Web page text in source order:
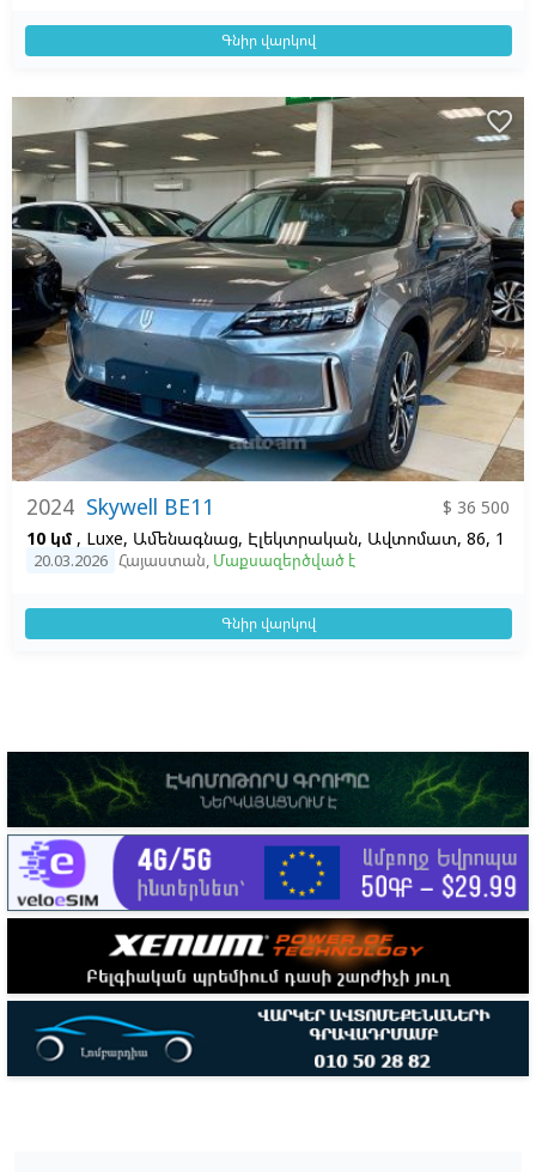
Գնիր վարկով
2024 Skywell BE11
$ 36 500
10 կմ , Luxe, Ամենագնաց, Էլեկտրական, Ավտոմատ, 86, 1
20.03.2026 Հայաստան, Մաքսազերծված է
favorite_border
Գնիր վարկով